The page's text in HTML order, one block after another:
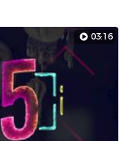
03:16